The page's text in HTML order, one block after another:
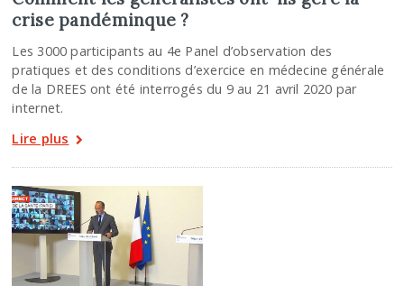
crise pandéminque ?
Les 3000 participants au 4e Panel d’observation des
pratiques et des conditions d’exercice en médecine générale
de la DREES ont été interrogés du 9 au 21 avril 2020 par
internet.
Lire plus